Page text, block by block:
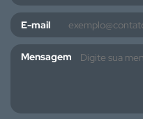
E-mail
Mensagem